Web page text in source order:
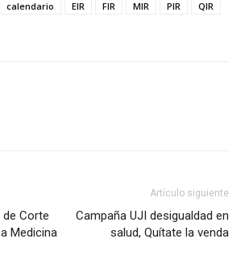
calendario EIR FIR MIR PIR
QIR
Corte
Medicina
Artículo siguiente
Campaña UJI desigualdad en
salud, Quítate la venda